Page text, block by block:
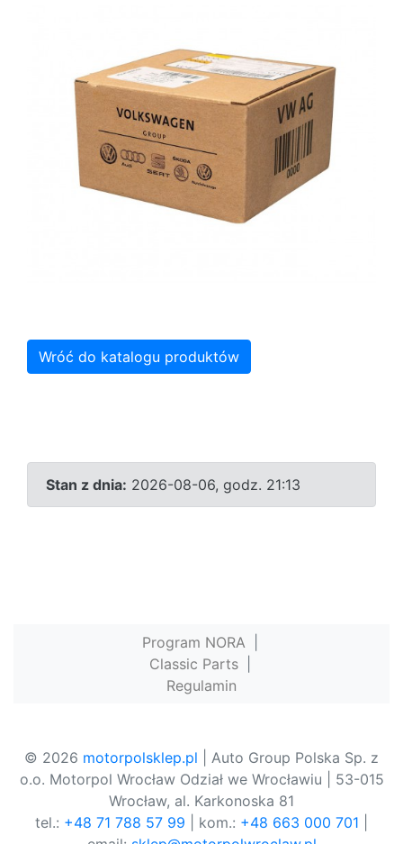
Wróć do katalogu produktów
Stan z dnia: 2026-08-06, godz. 21:13
Program NORA
Classic Parts
Regulamin
© 2026 motorpolsklep.pl | Auto Group Polska Sp. z
o.o. Motorpol Wrocław Odział we Wrocławiu | 53-015
Wrocław, al. Karkonoska 81
tel.: +48 71 788 57 99 | kom.: +48 663 000 701